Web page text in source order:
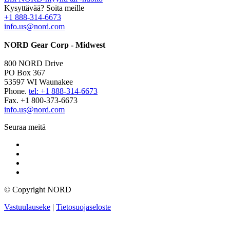
Kysyttävää? Soita meille
+1 888-314-6673
info.us@nord.com
NORD Gear Corp - Midwest
800 NORD Drive
PO Box 367
53597 WI Waunakee
Phone. tel: +1 888-314-6673
Fax. +1 800-373-6673
info.us@nord.com
Seuraa meitä
© Copyright NORD
Vastuulauseke | Tietosuojaseloste